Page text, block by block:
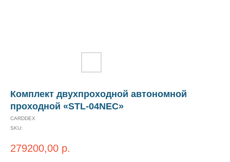
Комплект двухпроходной автономной
проходной «STL-04NEC»
CARDDEX
SKU:
279200,00 р.